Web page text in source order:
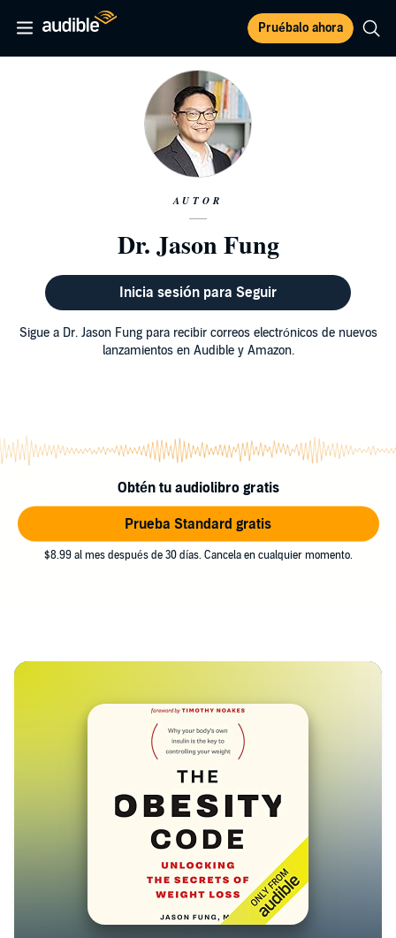
Pruébalo ahora
AUTOR
Dr. Jason Fung
Inicia sesión para Seguir
Sigue a Dr. Jason Fung para recibir correos electrónicos de nuevos
lanzamientos en Audible y Amazon.
Obtén tu audiolibro gratis
Prueba Standard gratis
$8.99 al mes después de 30 días. Cancela en cualquier momento.